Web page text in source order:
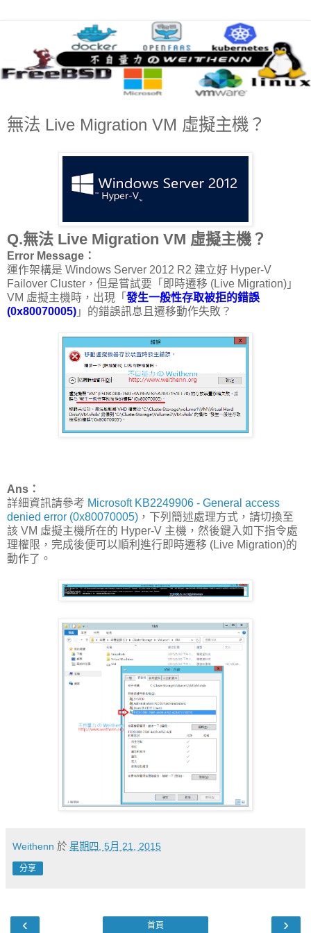
無法 Live Migration VM 虛擬主機？
Q.無法 Live Migration VM 虛擬主機？
Error Message：
運作架構是 Windows Server 2012 R2 建立好 Hyper-V
Failover Cluster，但是嘗試要「即時遷移 (Live Migration)」
VM 虛擬主機時，出現「 發生一般性存取被拒的錯誤
(0x80070005) 」的錯誤訊息且遷移動作失敗？
Ans：
詳細資訊請參考 Microsoft KB2249906 - General access
denied error (0x80070005) ，下列簡述處理方式，請切換至
該 VM 虛擬主機所在的 Hyper-V 主機，然後鍵入如下指令處
理權限，完成後便可以順利進行即時遷移 (Live Migration)的
動作了。
Weithenn 於 星期四, 5月 21, 2015
分享
‹ ›
首頁